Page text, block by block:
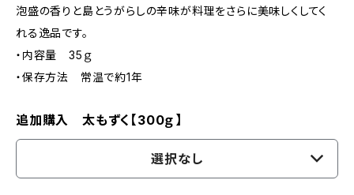
泡盛の香りと島とうがらしの辛味が料理をさらに美味しくしてく
れる逸品です。
・内容量 35ｇ
・保存方法 常温で約1年
追加購入 太もずく【300ｇ】
選択なし